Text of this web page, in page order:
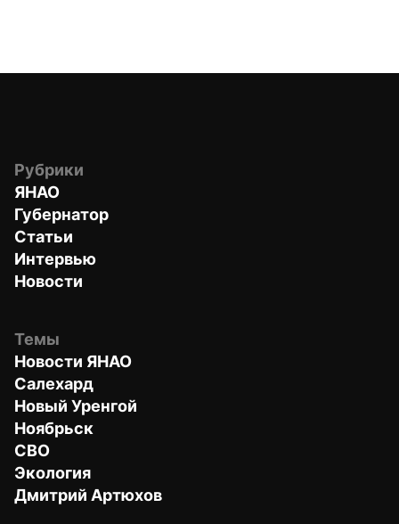
Рубрики
ЯНАО
Губернатор
Статьи
Интервью
Новости
Темы
Новости ЯНАО
Салехард
Новый Уренгой
Ноябрьск
СВО
Экология
Дмитрий Артюхов